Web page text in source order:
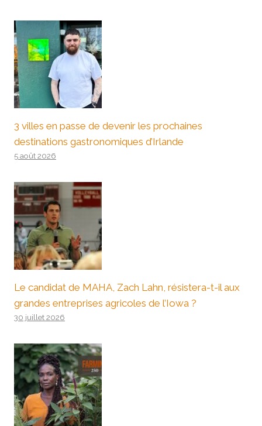
3 villes en passe de devenir les prochaines
destinations gastronomiques d’Irlande
5 août 2026
Le candidat de MAHA, Zach Lahn, résistera-t-il aux
grandes entreprises agricoles de l’Iowa ?
30 juillet 2026